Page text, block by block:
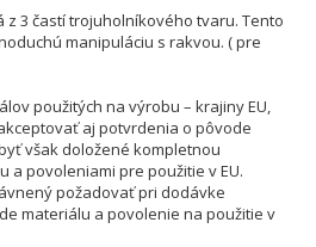
z 3 častí trojuholníkového tvaru. Tento
manipuláciu s rakvou. ( pre
použitých na výrobu – krajiny EU,
aj potvrdenia o pôvode
však doložené kompletnou
a povoleniami pre použitie v EU.
požadovať pri dodávke
materiálu a povolenie na použitie v